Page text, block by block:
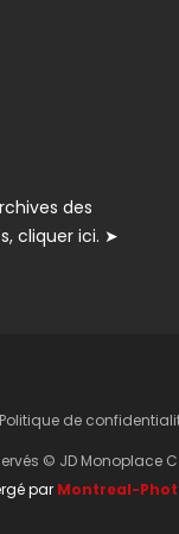
des
cliquer ici. ➤
Politique de
© JD Monoplace
par Montreal-